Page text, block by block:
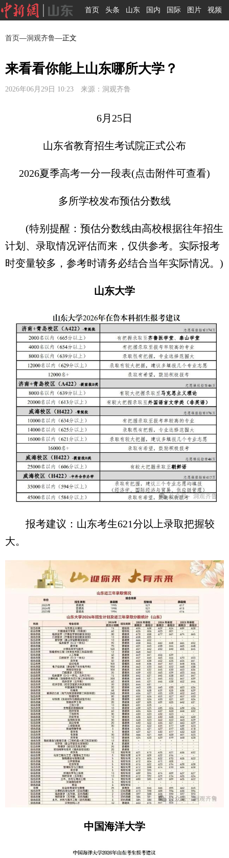
首页 头条 山东 国内 国际 图片 视频
首页—洞观齐鲁—正文
来看看你能上山东哪所大学？
2026年06月29日 10:23 来源：洞观齐鲁
6月25日
山东省教育招生考试院正式公布
2026夏季高考一分一段表(点击附件可查看)
多所学校发布预估分数线
(特别提醒：预估分数线由高校根据往年招生
计划、录取情况评估而来，仅供参考。实际报考
时变量较多，参考时请务必结合当年实际情况。)
山东大学
报考建议：山东考生621分以上录取把握较
大。
中国海洋大学